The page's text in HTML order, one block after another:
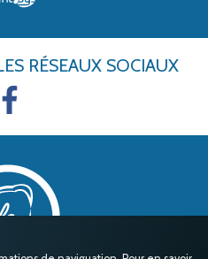
RÉSEAUX SOCIAUX